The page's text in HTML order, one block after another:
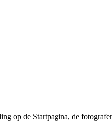
op de Startpagina, de